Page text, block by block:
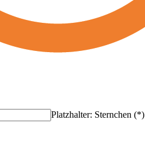
Platzhalter: Sternchen (*)